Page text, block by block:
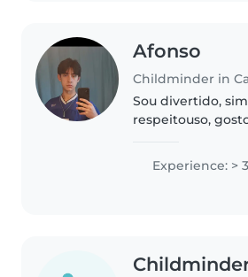
Afonso
Childminder in
Sou divertido,
respeitouso,
sério quando o
que seja
Experience: >